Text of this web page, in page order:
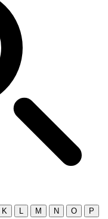
K M N O
P